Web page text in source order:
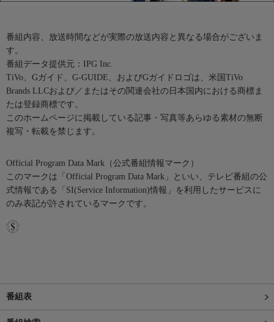
番組内容、放送時間などが実際の放送内容と異なる場合がございま
す。
番組データ提供元：IPG Inc.
TiVo、Gガイド、G-GUIDE、およびGガイドロゴは、米国TiVo
Brands LLCおよび／またはその関連会社の日本国内における商標ま
たは登録商標です。
このホームページに掲載している記事・写真等あらゆる素材の無断
複写・転載を禁じます。
Official Program Data Mark（公式番組情報マーク）
このマークは「Official Program Data Mark」といい、テレビ番組の公
式情報である「SI(Service Information)情報」を利用したサービスに
のみ表記が許されているマークです。
番組表